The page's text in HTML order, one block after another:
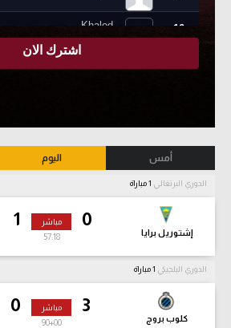
أمس اليوم
الدوري البرتغالي
0
إشتوريل برايا
1 مباشر
57:19
الدوري البلجيكي
3
كلوب بروج
0 مباشر
90+00